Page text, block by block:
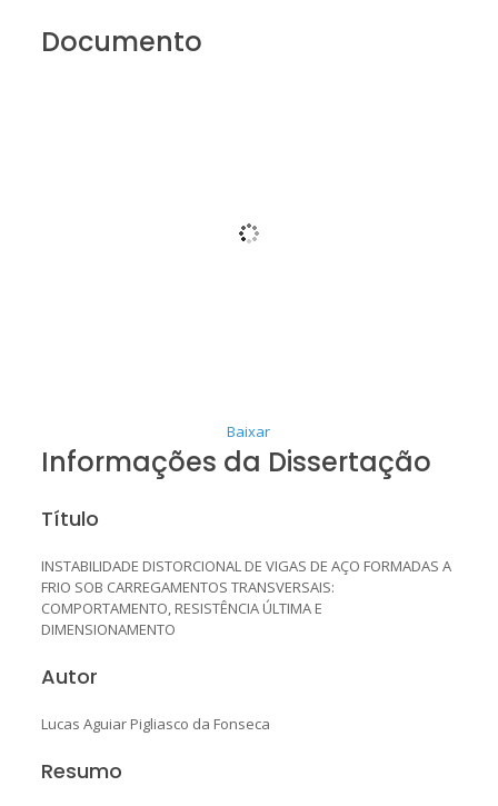
Documento
Baixar
Informações da Dissertação
Título
INSTABILIDADE DISTORCIONAL DE VIGAS DE AÇO FORMADAS A
FRIO SOB CARREGAMENTOS TRANSVERSAIS:
COMPORTAMENTO, RESISTÊNCIA ÚLTIMA E
DIMENSIONAMENTO
Autor
Lucas Aguiar Pigliasco da Fonseca
Resumo